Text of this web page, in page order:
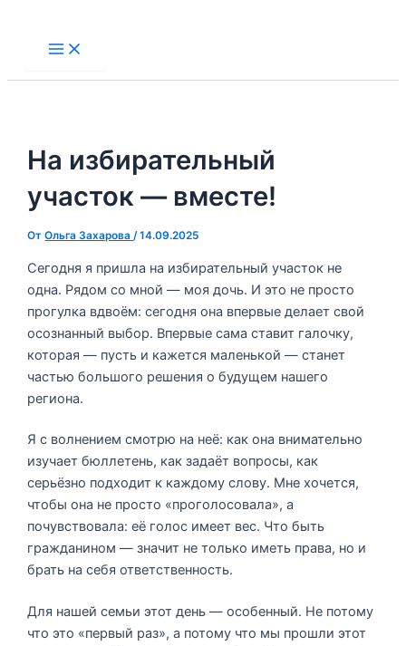
Main
Menu
На избирательный
участок — вместе!
ОтОльга Захарова/14.09.2025
Сегодня я пришла на избирательный участок не
одна. Рядом со мной — моя дочь. И это не просто
прогулка вдвоём: сегодня она впервые делает свой
осознанный выбор. Впервые сама ставит галочку,
которая — пусть и кажется маленькой — станет
частью большого решения о будущем нашего
региона.
Я с волнением смотрю на неё: как она внимательно
изучает бюллетень, как задаёт вопросы, как
серьёзно подходит к каждому слову. Мне хочется,
чтобы она не просто «проголосовала», а
почувствовала: её голос имеет вес. Что быть
гражданином — значит не только иметь права, но и
брать на себя ответственность.
Для нашей семьи этот день — особенный. Не потому
что это «первый раз», а потому что мы прошли этот